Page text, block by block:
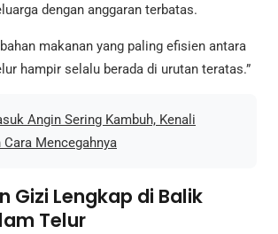
dengan anggaran terbatas.
makanan yang paling efisien antara
hampir selalu berada di urutan teratas.”
Angin Sering Kambuh, Kenali
Cara Mencegahnya
Gizi Lengkap di Balik
Telur